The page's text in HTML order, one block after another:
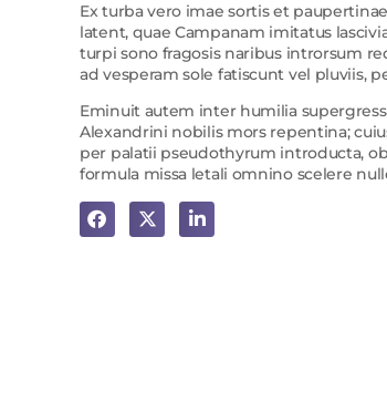
Ex turba vero imae sortis et
latent, quae Campanam imitatus
turpi sono fragosis naribus introrsum
ad vesperam sole fatiscunt vel pluviis,
Eminuit autem inter humilia
Alexandrini nobilis mors repentina;
per palatii pseudothyrum introducta,
formula missa letali omnino scelere